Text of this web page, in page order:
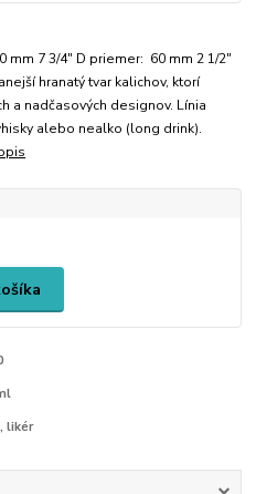
mm 7 3/4" D priemer: 60 mm 2 1/2"
hranatý tvar kalichov, ktorí
a nadčasových designov. Línia
alebo nealko (long drink).
likér